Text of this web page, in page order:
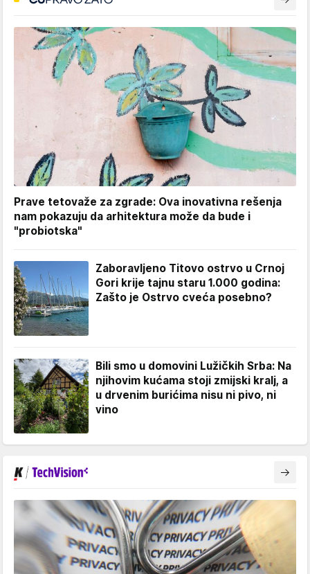
Prave tetovaže za zgrade: Ova inovativna rešenja
nam pokazuju da arhitektura može da bude i
"probiotska"
Zaboravljeno Titovo ostrvo u Crnoj
Gori krije tajnu staru 1.000 godina:
Zašto je Ostrvo cveća posebno?
Bili smo u domovini Lužičkih Srba: Na
njihovim kućama stoji zmijski kralj, a
u drvenim burićima nisu ni pivo, ni
vino